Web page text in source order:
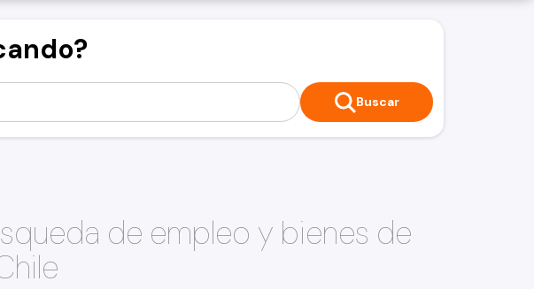
Buscar
de empleo y bienes de